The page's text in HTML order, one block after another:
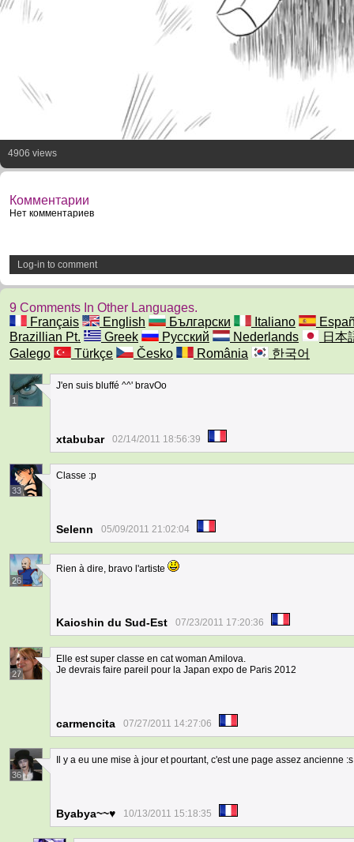
4906 views
Комментарии
Нет комментариев
Log-in to comment
9 Comments In Other Languages.
Français
English Български Italiano
Brazillian Pt.
Greek Русский Nederlands
日本
Galego
Türkçe Česko România 한국어
1
J'en suis bluffé ^^' bravOo
xtabubar 02/14/2011 18:56:39
33
Classe :p
Selenn 05/09/2011 21:02:04
26
Rien à dire, bravo l'artiste
Kaioshin du Sud-Est 07/23/2011 17:20:36
27
Elle est super classe en cat woman Amilova.
Je devrais faire pareil pour la Japan expo de Paris 2012
carmencita 07/27/2011 14:27:06
36
Il y a eu une mise à jour et pourtant, c'est une page assez ancienne :s
Byabya~~♥ 10/13/2011 15:18:35